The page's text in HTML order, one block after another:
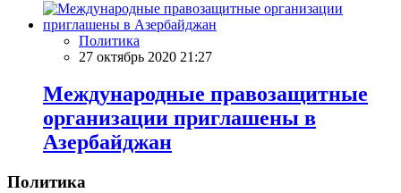
Политика
27 октябрь 2020 21:27
Международные правозащитные
организации приглашены в
Азербайджан
Политика